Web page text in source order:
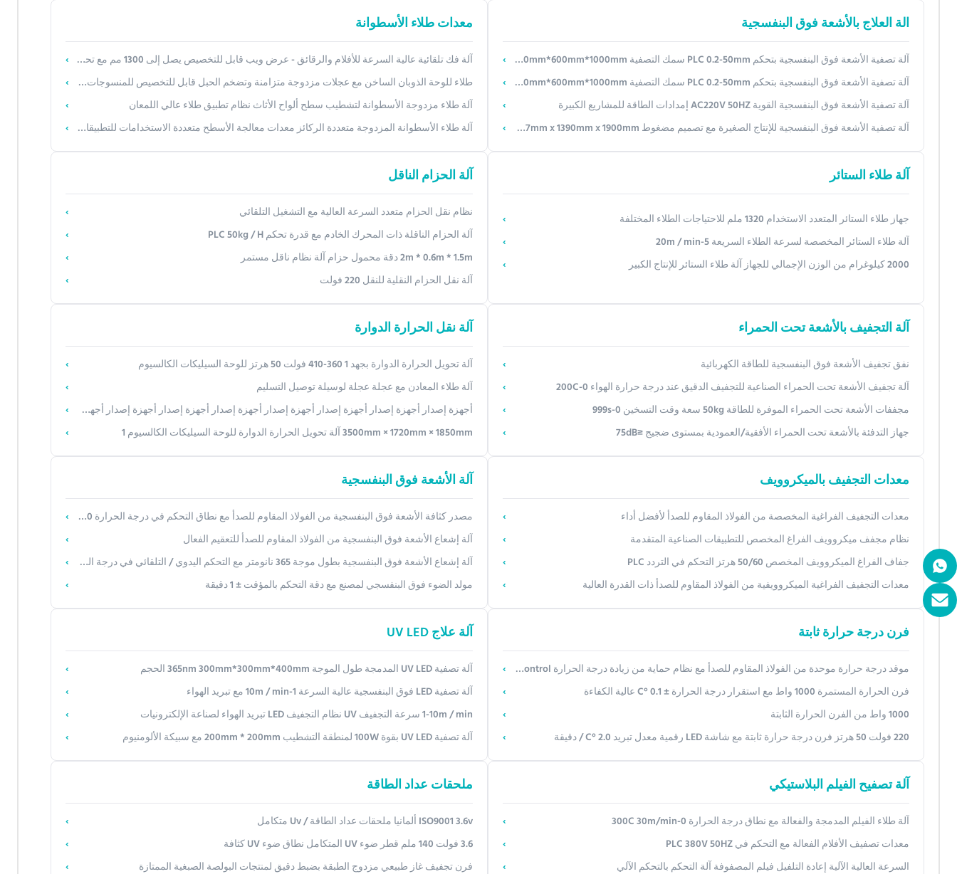
الة العلاج بالأشعة فوق البنفسجية
آلة تصفية الأشعة فوق البنفسجية بتحكم PLC 0.2-50mm سمك التصفية 500mm*600mm*1000mm الأبعاد
آلة تصفية الأشعة فوق البنفسجية بتحكم PLC 0.2-50mm سمك التصفية 500mm*600mm*1000mm الأبعاد
آلة تصفية الأشعة فوق البنفسجية القوية AC220V 50HZ إمدادات الطاقة للمشاريع الكبيرة
آلة تصفية الأشعة فوق البنفسجية للإنتاج الصغيرة مع تصميم مضغوط 2107mm x 1390mm x 1900mm
معدات طلاء الأسطوانة
آلة فك تلقائية عالية السرعة للأفلام والرقائق - عرض ويب قابل للتخصيص يصل إلى 1300 مم مع تحكم في الشد بحلقة مغلقة
طلاء للوحة الذوبان الساخن مع عجلات مزدوجة متزامنة وتضخم الحبل قابل للتخصيص للمنسوجات / الرغوة / العزل
آلة طلاء مزدوجة الأسطوانة لتشطيب سطح ألواح الأثاث نظام تطبيق طلاء عالي اللمعان
آلة طلاء الأسطوانة المزدوجة متعددة الركائز معدات معالجة الأسطح متعددة الاستخدامات للتطبيقات الصناعية
آلة طلاء الستائر
جهاز طلاء الستائر المتعدد الاستخدام 1320 ملم للاحتياجات الطلاء المختلفة
آلة طلاء الستائر المخصصة لسرعة الطلاء السريعة 5-20m / min
2000 كيلوغرام من الوزن الإجمالي للجهاز آلة طلاء الستائر للإنتاج الكبير
آلة الحزام الناقل
نظام نقل الحزام متعدد السرعة العالية مع التشغيل التلقائي
آلة الحزام الناقلة ذات المحرك الخادم مع قدرة تحكم PLC 50kg / H
2m * 0.6m * 1.5m دقة محمول حزام آلة نظام ناقل مستمر
آلة نقل الحزام النقلية للنقل 220 فولت
آلة التجفيف بالأشعة تحت الحمراء
نفق تجفيف الأشعة فوق البنفسجية للطاقة الكهربائية
آلة تجفيف الأشعة تحت الحمراء الصناعية للتجفيف الدقيق عند درجة حرارة الهواء 0-200C
مجففات الأشعة تحت الحمراء الموفرة للطاقة 50kg سعة وقت التسخين 0-999s
جهاز التدفئة بالأشعة تحت الحمراء الأفقية/العمودية بمستوى ضجيج ≤75dB
آلة نقل الحرارة الدوارة
آلة تحويل الحرارة الدوارة بجهد 1 360-410 فولت 50 هرتز للوحة السيليكات الكالسيوم
آلة طلاء المعادن مع عجلة عجلة لوسيلة توصيل التسليم
أجهزة إصدار أجهزة إصدار أجهزة إصدار أجهزة إصدار أجهزة إصدار أجهزة إصدار أجهزة إصدار أجهزة إصدار أجهزة إصدار أجهزة إصدار أجهزة إصدار أجهزة إصدار أجهزة إصدار أجهزة إصدار أجهزة إصدار أجهزة إصدار أجهزة إصدار أجهزة إصدار أجهزة إصدار أجهزة إصدار أجهزة إصدار أجهزة إصدار أجهزة إصدار أجهزة إصدار أجهزة إصدار أجهزة إصدار أجهزة إصدار أجهزة إصدار أجهزة إصدار أجهزة إصدار أجهزة إصدار أجهزة إصدار أجهزة الإصدار
3500mm × 1720mm × 1850mm آلة تحويل الحرارة الدوارة للوحة السيليكات الكالسيوم 1
معدات التجفيف بالميكروويف
معدات التجفيف الفراغية المخصصة من الفولاذ المقاوم للصدأ لأفضل أداء
نظام مجفف ميكروويف الفراغ المخصص للتطبيقات الصناعية المتقدمة
جفاف الفراغ الميكروويف المخصص 50/60 هرتز التحكم في التردد PLC
معدات التجفيف الفراغية الميكروويفية من الفولاذ المقاوم للصدأ ذات القدرة العالية
آلة الأشعة فوق البنفسجية
مصدر كثافة الأشعة فوق البنفسجية من الفولاذ المقاوم للصدأ مع نطاق التحكم في درجة الحرارة 0-99C
آلة إشعاع الأشعة فوق البنفسجية من الفولاذ المقاوم للصدأ للتعقيم الفعال
آلة إشعاع الأشعة فوق البنفسجية بطول موجة 365 نانومتر مع التحكم اليدوي / التلقائي في درجة الحرارة والمؤقت
مولد الضوء فوق البنفسجي لمصنع مع دقة التحكم بالمؤقت ± 1 دقيقة
فرن درجة حرارة ثابتة
موقد درجة حرارة موحدة من الفولاذ المقاوم للصدأ مع نظام حماية من زيادة درجة الحرارة PID Control
فرن الحرارة المستمرة 1000 واط مع استقرار درجة الحرارة ± 0.1 °C عالية الكفاءة
1000 واط من الفرن الحرارة الثابتة
220 فولت 50 هرتز فرن درجة حرارة ثابتة مع شاشة LED رقمية معدل تبريد 2.0 °C / دقيقة
آلة علاج UV LED
آلة تصفية UV LED المدمجة طول الموجة 365nm 300mm*300mm*400mm الحجم
آلة تصفية LED فوق البنفسجية عالية السرعة 1-10m / min مع تبريد الهواء
1-10m / min سرعة التجفيف UV نظام التجفيف LED تبريد الهواء لصناعة الإلكترونيات
آلة تصفية UV LED بقوة 100W لمنطقة التشطيب 200mm * 200mm مع سبيكة الألومنيوم
آلة تصفيح الفيلم البلاستيكي
آلة طلاء الفيلم المدمجة والفعالة مع نطاق درجة الحرارة 0-300C 30m/min
معدات تصفيف الأفلام الفعالة مع التحكم في PLC 380V 50HZ
السرعة العالية الآلية إعادة التلفيل فيلم المصفوفة آلة التحكم بالتحكم الآلي
ملحقات عداد الطاقة
ISO9001 3.6v ألمانيا ملحقات عداد الطاقة / Uv متكامل
3.6 فولت 140 ملم قطر ضوء UV المتكامل نطاق ضوء UV كثافة
فرن تجفيف غاز طبيعي مزدوج الطبقة بضبط دقيق لمنتجات البولصة الصبغية الممتازة